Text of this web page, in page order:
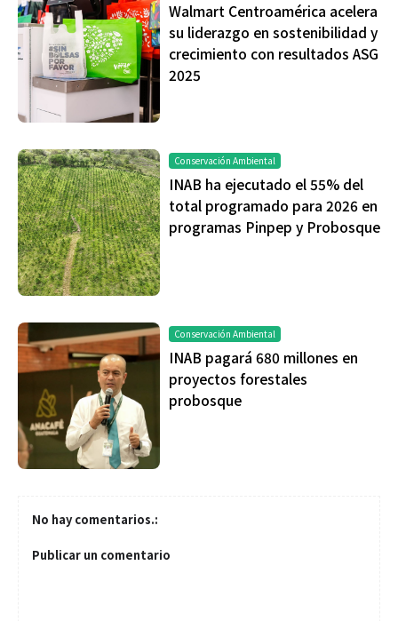
Walmart Centroamérica acelera
su liderazgo en sostenibilidad y
crecimiento con resultados ASG
2025
Conservación Ambiental
INAB ha ejecutado el 55% del
total programado para 2026 en
programas Pinpep y Probosque
Conservación Ambiental
INAB pagará 680 millones en
proyectos forestales
probosque
No hay comentarios.:
Publicar un comentario